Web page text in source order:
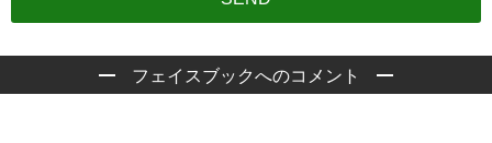
フェイスブックへのコメント